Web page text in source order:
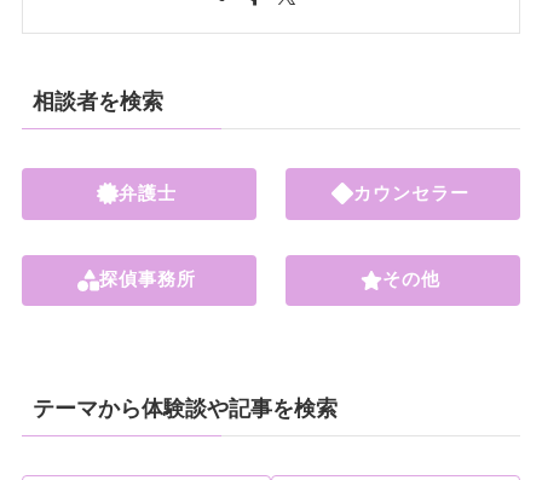
相談者を検索
弁護士
探偵事務所
カウンセラー
その他
テーマから体験談や記事を検索